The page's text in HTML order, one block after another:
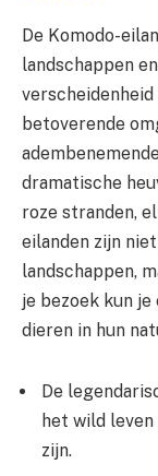
De Komodo-
landschappen
betoverende
dramatische
roze stranden,
eilanden zijn
landschappen,
je bezoek kun
dieren in hun
De
het wild
zijn.